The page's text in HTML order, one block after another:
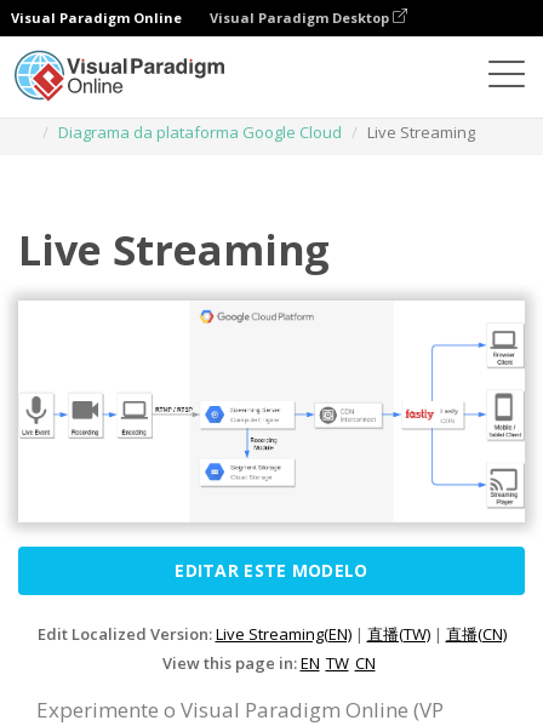
Visual Paradigm Online Visual Paradigm Desktop
Diagrama da plataforma Google Cloud
Live Streaming
Live Streaming
EDITAR ESTE MODELO
Edit Localized Version:Live Streaming(EN)| 直播(TW)| 直播(CN)
View this page in:EN TW CN
Experimente o Visual Paradigm Online (VP